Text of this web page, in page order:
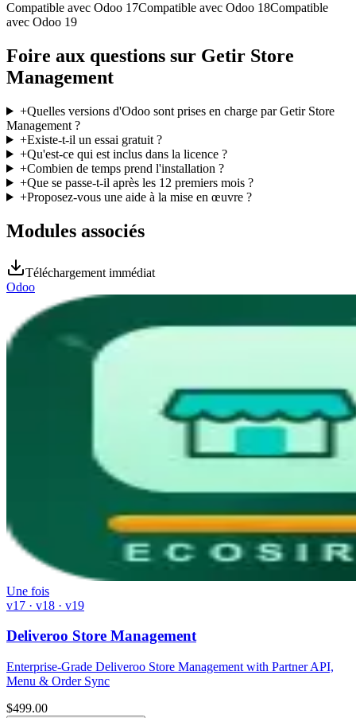
Compatible avec Odoo 17Compatible avec Odoo 18Compatible
avec Odoo 19
Foire aux questions sur Getir Store
Management
+Quelles versions d'Odoo sont prises en charge par Getir Store
Management ?
+Existe-t-il un essai gratuit ?
+Qu'est-ce qui est inclus dans la licence ?
+Combien de temps prend l'installation ?
+Que se passe-t-il après les 12 premiers mois ?
+Proposez-vous une aide à la mise en œuvre ?
Modules associés
Téléchargement immédiat
Odoo
Une fois
v17 · v18 · v19
Deliveroo Store Management
Enterprise-Grade Deliveroo Store Management with Partner API,
Menu & Order Sync
$499.00